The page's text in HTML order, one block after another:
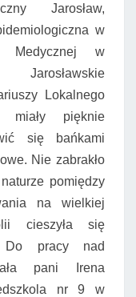
Jarosław,
w
Medycznej w
Jarosławskie
Lokalnego
miały pięknie
się bańkami
Nie zabrakło
pomiędzy
na wielkiej
cieszyła się
Do pracy nad
pani Irena
nr 9 w